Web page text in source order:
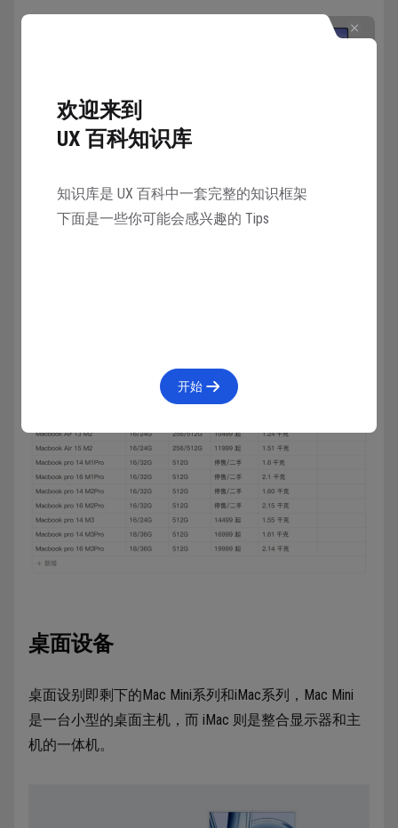
以下是笔记本可的选择范围表格明细：
桌面设备
桌面设别即剩下的Mac Mini系列和iMac系列，Mac Mini
是一台小型的桌面主机，而 iMac 则是整合显示器和主
机的一体机。
欢迎来到
UX 百科知识库
知识库是 UX 百科中一套完整的知识框架
下面是一些你可能会感兴趣的 Tips
开始